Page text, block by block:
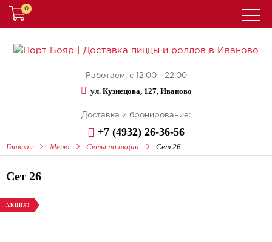
Работаем: с 12:00 - 22:00
ул. Кузнецова, 127, Иваново
Доставка и бронирование:
+7 (4932) 26-36-56
0
Главная Меню Сеты по акции Сет 26
Сет 26
АКЦИЯ!